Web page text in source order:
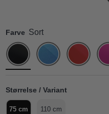
Farve Sort
Størrelse / Variant
75 cm 110 cm